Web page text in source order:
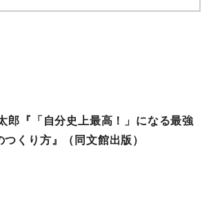
郎『「自分史上最高！」になる最強
くり方』（同文館出版）